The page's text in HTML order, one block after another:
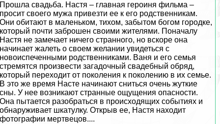
Прошла свадьба. Настя – главная героиня фильма –
просит своего мужа привезти ее к его родственникам.
Они обитают в маленьком, тихом, забытом богом городке,
который почти заброшен своими жителями. Поначалу
Настя не замечает ничего странного, но вскоре она
начинает жалеть о своем желании увидеться с
новоиспеченными родственниками. Ваня и его семья
стремятся произвести загадочный свадебный обряд,
который переходит от поколения к поколению в их семье.
В это же время Насте начинают сниться очень жуткие
сны. У нее возникают странные ощущения опасности.
Она пытается разобраться в происходящих событиях и
обнаруживает шкатулку. Открыв ее, Настя находит
фотографии мертвецов....